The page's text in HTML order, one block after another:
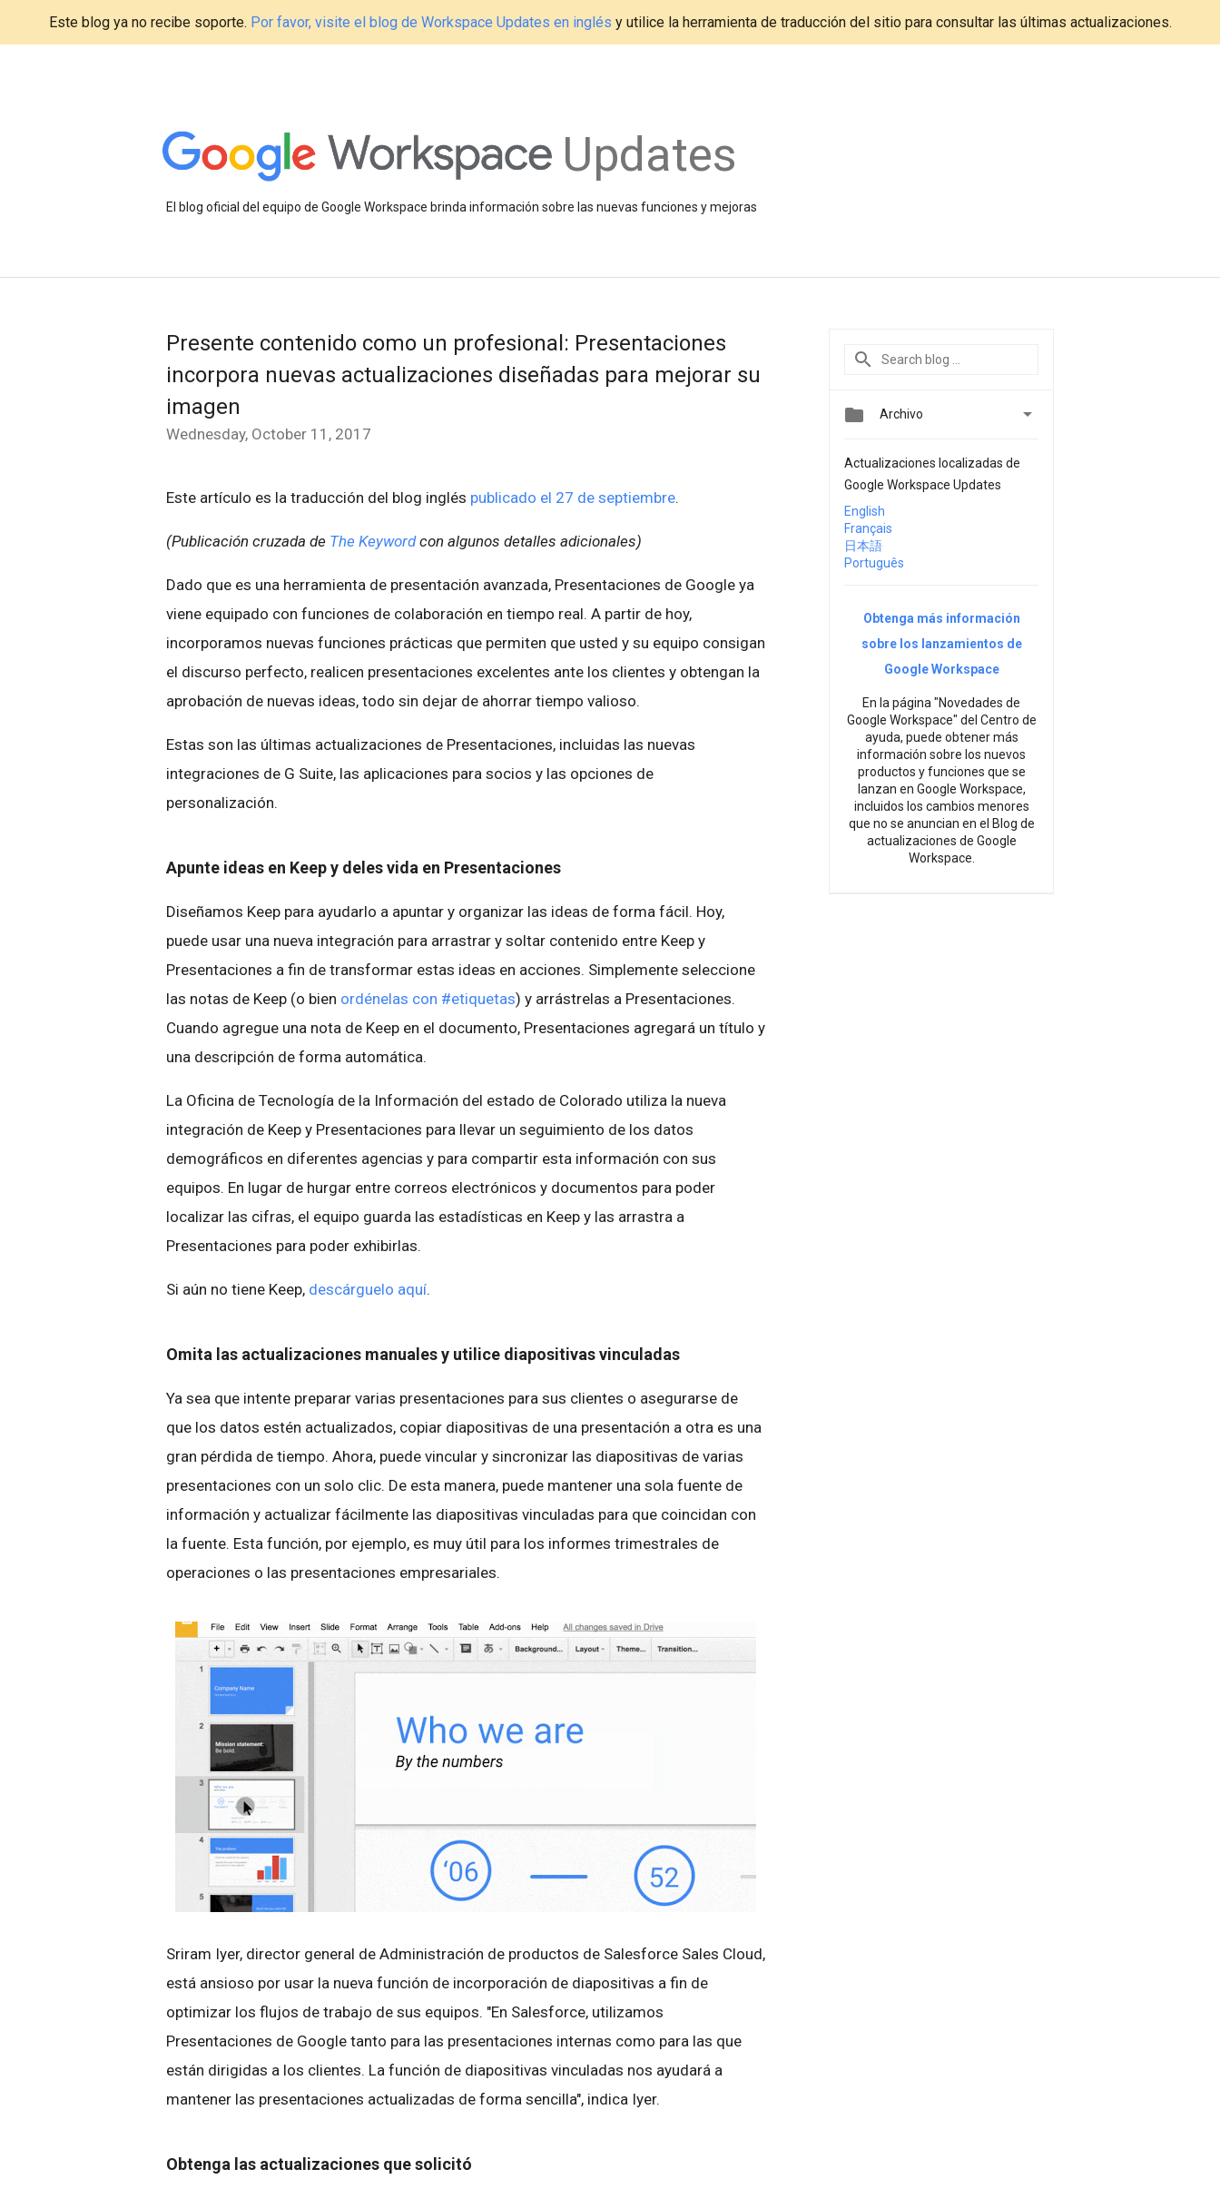
Este blog ya no recibe soporte. Por favor, visite el blog de Workspace Updates en inglés y utilice la herramienta de traducción del sitio para consultar las últimas actualizaciones.
Updates
El blog oficial del equipo de Google Workspace brinda información sobre las nuevas funciones y mejoras
Presente contenido como un profesional: Presentaciones
incorpora nuevas actualizaciones diseñadas para mejorar su
imagen
Wednesday, October 11, 2017
Este artículo es la traducción del blog inglés publicado el 27 de septiembre.
(Publicación cruzada de The Keywordcon algunos detalles adicionales)
Dado que es una herramienta de presentación avanzada, Presentaciones de Google ya
viene equipado con funciones de colaboración en tiempo real. A partir de hoy,
incorporamos nuevas funciones prácticas que permiten que usted y su equipo consigan
el discurso perfecto, realicen presentaciones excelentes ante los clientes y obtengan la
aprobación de nuevas ideas, todo sin dejar de ahorrar tiempo valioso.
Estas son las últimas actualizaciones de Presentaciones, incluidas las nuevas
integraciones de G Suite, las aplicaciones para socios y las opciones de
personalización.
Apunte ideas en Keep y deles vida en Presentaciones
Diseñamos Keep para ayudarlo a apuntar y organizar las ideas de forma fácil. Hoy,
puede usar una nueva integración para arrastrar y soltar contenido entre Keep y
Presentaciones a fin de transformar estas ideas en acciones. Simplemente seleccione
las notas de Keep (o bien ordénelas con #etiquetas) y arrástrelas a Presentaciones.
Cuando agregue una nota de Keep en el documento, Presentaciones agregará un título y
una descripción de forma automática.
La Oficina de Tecnología de la Información del estado de Colorado utiliza la nueva
integración de Keep y Presentaciones para llevar un seguimiento de los datos
demográficos en diferentes agencias y para compartir esta información con sus
equipos. En lugar de hurgar entre correos electrónicos y documentos para poder
localizar las cifras, el equipo guarda las estadísticas en Keep y las arrastra a
Presentaciones para poder exhibirlas.
Si aún no tiene Keep, descárguelo aquí.
Omita las actualizaciones manuales y utilice diapositivas vinculadas
Ya sea que intente preparar varias presentaciones para sus clientes o asegurarse de
que los datos estén actualizados, copiar diapositivas de una presentación a otra es una
gran pérdida de tiempo. Ahora, puede vincular y sincronizar las diapositivas de varias
presentaciones con un solo clic. De esta manera, puede mantener una sola fuente de
información y actualizar fácilmente las diapositivas vinculadas para que coincidan con
la fuente. Esta función, por ejemplo, es muy útil para los informes trimestrales de
operaciones o las presentaciones empresariales.
Sriram Iyer, director general de Administración de productos de Salesforce Sales Cloud,
está ansioso por usar la nueva función de incorporación de diapositivas a fin de
optimizar los flujos de trabajo de sus equipos. "En Salesforce, utilizamos
Presentaciones de Google tanto para las presentaciones internas como para las que
están dirigidas a los clientes. La función de diapositivas vinculadas nos ayudará a
mantener las presentaciones actualizadas de forma sencilla", indica Iyer.
Obtenga las actualizaciones que solicitó
 Archivo 
Actualizaciones localizadas de
Google Workspace Updates
English
Français
日本語
Português
Obtenga más información
sobre los lanzamientos de
Google Workspace
En la página "Novedades de
Google Workspace" del Centro de
ayuda, puede obtener más
información sobre los nuevos
productos y funciones que se
lanzan en Google Workspace,
incluidos los cambios menores
que no se anuncian en el Blog de
actualizaciones de Google
Workspace.